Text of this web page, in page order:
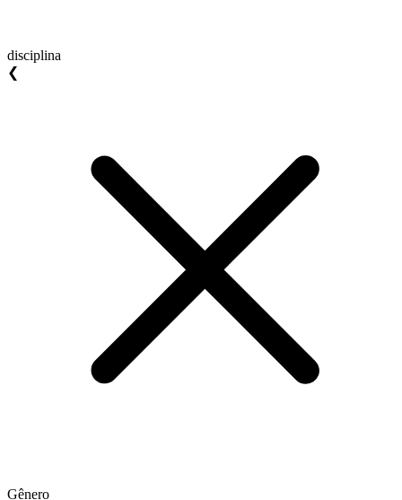
disciplina
❮
Gênero